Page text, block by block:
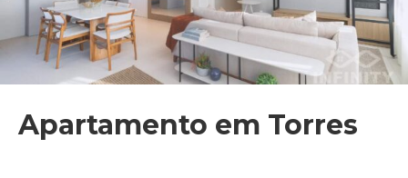
Apartamento em Torres